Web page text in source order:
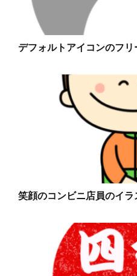
デフォルトアイコンのフ
笑顔のコンビニ店員のイ